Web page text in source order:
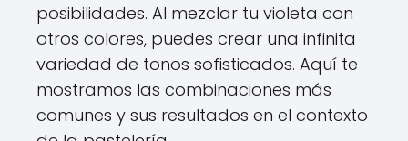
posibilidades. Al mezclar tu violeta con
otros colores, puedes crear una infinita
variedad de tonos sofisticados. Aquí te
mostramos las combinaciones más
comunes y sus resultados en el contexto